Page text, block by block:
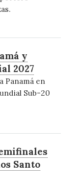
y
2027
Panamá en
Sub-20
Santo